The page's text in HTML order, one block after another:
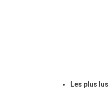
Les plus lus